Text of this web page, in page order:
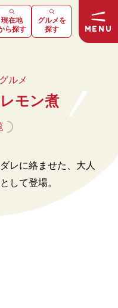
MENU
現在地
ら探す
グルメを
探す
ルメ
モン煮
レに絡ませた、大人
して登場。